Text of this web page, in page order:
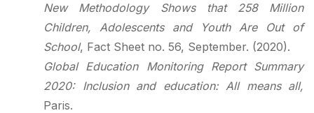
New Methodology Shows that 258 Million
Children, Adolescents and Youth Are Out of
School, Fact Sheet no. 56, September. (2020).
Global Education Monitoring Report Summary
2020: Inclusion and education: All means all,
Paris.